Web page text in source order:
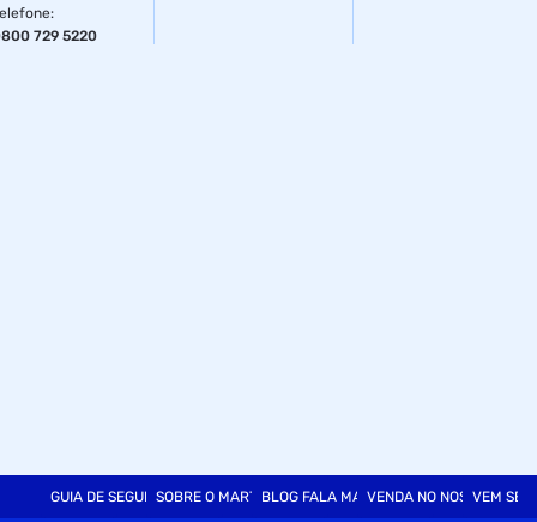
:
729 5220
GUIA DE SEGURANÇASOBRE O MARTINSBLOG FALA MARTVENDA NO NOSSO SITE
VEM SER